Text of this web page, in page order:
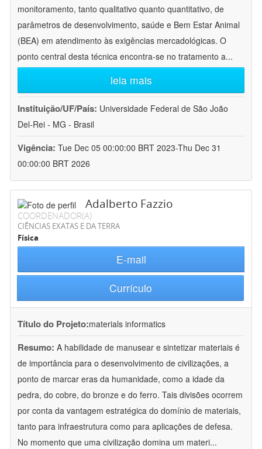
monitoramento, tanto qualitativo quanto quantitativo, de
parâmetros de desenvolvimento, saúde e Bem Estar Animal
(BEA) em atendimento às exigências mercadológicas. O
ponto central desta técnica encontra-se no tratamento a...
leia mais
Instituição/UF/País: Universidade Federal de São João
Del-Rei - MG - Brasil
Vigência: Tue Dec 05 00:00:00 BRT 2023-Thu Dec 31
00:00:00 BRT 2026
Adalberto Fazzio
COORDENADOR(A)
CIÊNCIAS EXATAS E DA TERRA
Física
E-mail
Currículo
Título do Projeto:materials informatics
Resumo: A habilidade de manusear e sintetizar materiais é
de importância para o desenvolvimento de civilizações, a
ponto de marcar eras da humanidade, como a idade da
pedra, do cobre, do bronze e do ferro. Tais divisões ocorrem
por conta da vantagem estratégica do domínio de materiais,
tanto para infraestrutura como para aplicações de defesa.
No momento que uma civilização domina um materi...